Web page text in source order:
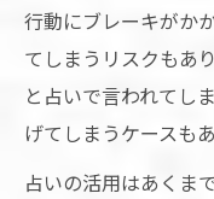
行動にブレーキがか
てしまうリスクもあ
と占いで言われてし
げてしまうケースも
占いの活用はあくま